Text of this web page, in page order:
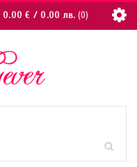
0.00€ / 0.00 лв. 0